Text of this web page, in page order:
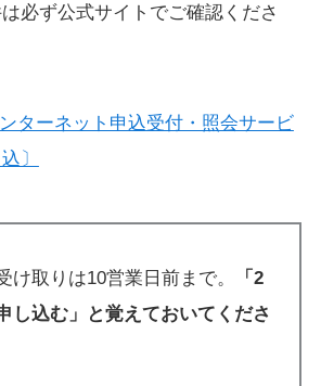
必ず公式サイトでご確認くださ
ターネット申込受付・照会サービ
〕
け取りは10営業日前まで。
「2
し込む」と覚えておいてくださ